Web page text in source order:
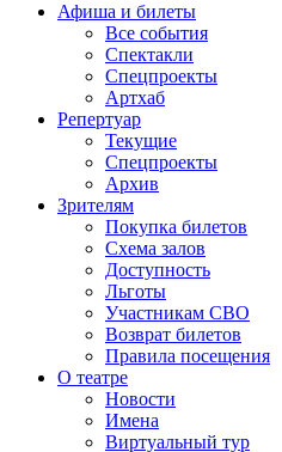
Афиша и билеты
Все события
Спектакли
Спецпроекты
Артхаб
Репертуар
Текущие
Спецпроекты
Архив
Зрителям
Покупка билетов
Схема залов
Доступность
Льготы
Участникам СВО
Возврат билетов
Правила посещения
О театре
Новости
Имена
Виртуальный тур